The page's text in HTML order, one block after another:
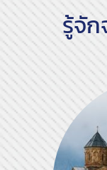
รู้จัก